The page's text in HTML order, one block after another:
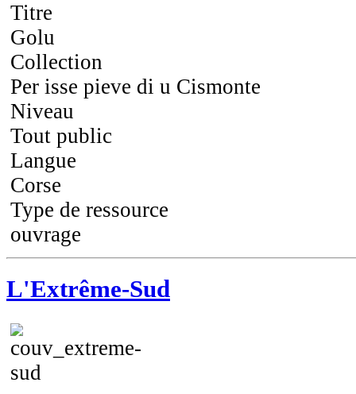
Titre
Golu
Collection
Per isse pieve di u Cismonte
Niveau
Tout public
Langue
Corse
Type de ressource
ouvrage
L'Extrême-Sud